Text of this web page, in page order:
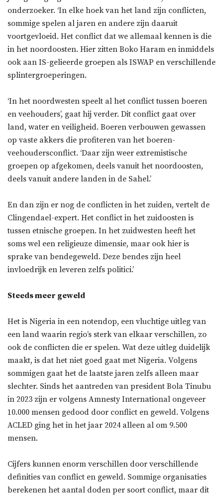
onderzoeker. ‘In elke hoek van het land zijn conflicten,
sommige spelen al jaren en andere zijn daaruit
voortgevloeid. Het conflict dat we allemaal kennen is die
in het noordoosten. Hier zitten Boko Haram en inmiddels
ook aan IS-gelieerde groepen als ISWAP en verschillende
splintergroeperingen.
‘In het noordwesten speelt al het conflict tussen boeren
en veehouders’, gaat hij verder. Dit conflict gaat over
land, water en veiligheid. Boeren verbouwen gewassen
op vaste akkers die profiteren van het boeren-
veehoudersconflict. ‘Daar zijn weer extremistische
groepen op afgekomen, deels vanuit het noordoosten,
deels vanuit andere landen in de Sahel.’
En dan zijn er nog de conflicten in het zuiden, vertelt de
Clingendael-expert. Het conflict in het zuidoosten is
tussen etnische groepen. In het zuidwesten heeft het
soms wel een religieuze dimensie, maar ook hier is
sprake van bendegeweld. Deze bendes zijn heel
invloedrijk en leveren zelfs politici.’
Steeds meer geweld
Het is Nigeria in een notendop, een vluchtige uitleg van
een land waarin regio’s sterk van elkaar verschillen, zo
ook de conflicten die er spelen. Wat deze uitleg duidelijk
maakt, is dat het niet goed gaat met Nigeria. Volgens
sommigen gaat het de laatste jaren zelfs alleen maar
slechter. Sinds het aantreden van president Bola Tinubu
in 2023 zijn er volgens Amnesty International ongeveer
10.000 mensen gedood door conflict en geweld. Volgens
ACLED ging het in het jaar 2024 alleen al om 9.500
mensen.
Cijfers kunnen enorm verschillen door verschillende
definities van conflict en geweld. Sommige organisaties
berekenen het aantal doden per soort conflict, maar dit